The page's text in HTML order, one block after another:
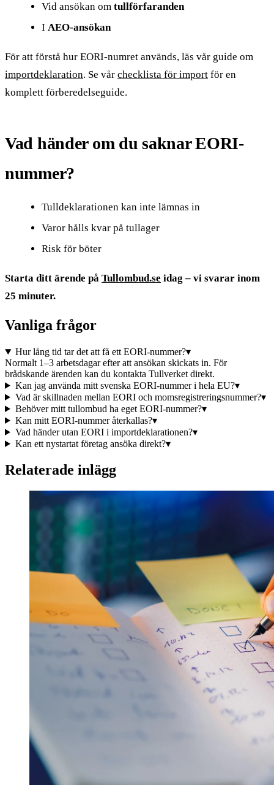
Vid ansökan om tullförfaranden
I AEO-ansökan
För att förstå hur EORI-numret används, läs vår guide om
importdeklaration. Se vår checklista för import för en
komplett förberedelseguide.
Vad händer om du saknar EORI-
nummer?
Tulldeklarationen kan inte lämnas in
Varor hålls kvar på tullager
Risk för böter
Starta ditt ärende på Tullombud.se idag – vi svarar inom
25 minuter.
Vanliga frågor
Hur lång tid tar det att få ett EORI-nummer?▾
Normalt 1–3 arbetsdagar efter att ansökan skickats in. För
brådskande ärenden kan du kontakta Tullverket direkt.
Kan jag använda mitt svenska EORI-nummer i hela EU?▾
Vad är skillnaden mellan EORI och momsregistreringsnummer?▾
Behöver mitt tullombud ha eget EORI-nummer?▾
Kan mitt EORI-nummer återkallas?▾
Vad händer utan EORI i importdeklarationen?▾
Kan ett nystartat företag ansöka direkt?▾
Relaterade inlägg